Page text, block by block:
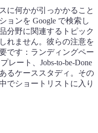
に何かが引っかかること
ョンを Google で検索し
分野に関連するトピック
れません。彼らの注意を
です：ランディングペー
レート、Jobs-to-be-Done
るケーススタディ。その
でショートリストに入り